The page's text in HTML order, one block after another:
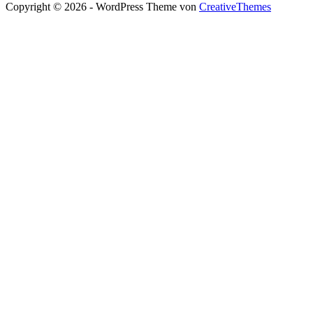
Copyright © 2026 - WordPress Theme von CreativeThemes